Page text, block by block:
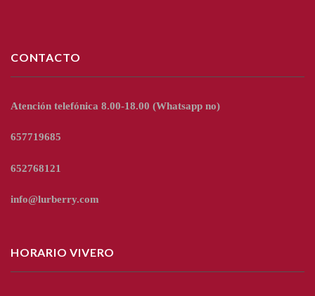
CONTACTO
Atención telefónica 8.00-18.00 (Whatsapp no)
657719685
652768121
info@lurberry.com
HORARIO VIVERO